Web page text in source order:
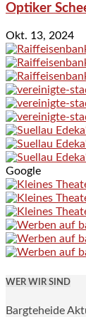
Optiker
Okt. 13, 2024
Google
WER WIR SIND
Bargteheide